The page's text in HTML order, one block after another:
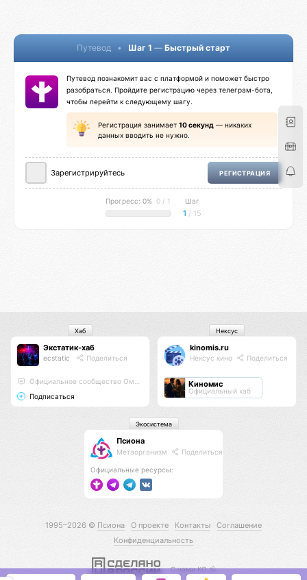
Путевод • Шаг 1 — Быстрый старт
Путевод познакомит вас с платформой и поможет быстро
разобраться. Пройдите регистрацию через телеграм-бота,
чтобы перейти к следующему шагу.
Регистрация занимает 10 секунд — никаких
данных вводить не нужно.
Зарегистрируйтесь РЕГИСТРАЦИЯ
Прогресс: 0% 0 / 1 Шаг
1 / 15
Экстатик-хаб
ecstatic Поделиться
Официальное сообщество Омисты
Подписаться
Хаб
kinomis.ru
Нексус кино Поделиться
Киномис
Официальный хаб
Нексус
Псиона
Метаорганизм Поделиться
Официальные ресурсы:
Экосистема
1995–2026 © Псиона О проекте Контакты
Соглашение
Конфиденциальность
С нами КО 🕉️